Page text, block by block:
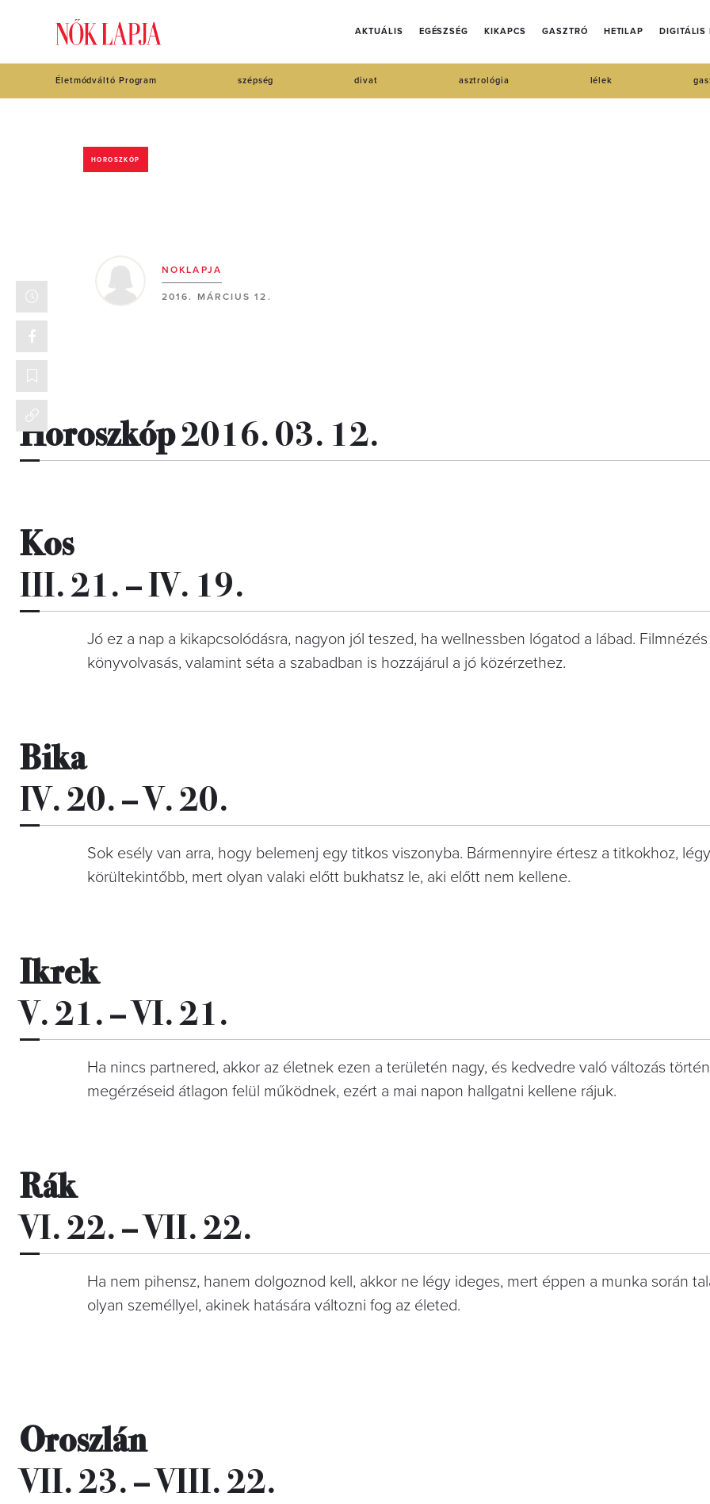
AKTUÁLIS EGÉSZSÉG KIKAPCS GASZTRÓ HETILAP DIGITÁLIS
Életmódváltó Program szépség divat asztrológia lélek
HOROSZKÓP
NOKLAPJA
2016. MÁRCIUS 12.
Horoszkóp2016. 03. 12.
Kos
III. 21. – IV. 19.
Jó ez a nap a kikapcsolódásra, nagyon jól teszed, ha wellnessben lógatod a lábad.
könyvolvasás, valamint séta a szabadban is hozzájárul a jó közérzethez.
Bika
IV. 20. – V. 20.
Sok esély van arra, hogy belemenj egy titkos viszonyba. Bármennyire értesz a titkokhoz, légy
körültekintőbb, mert olyan valaki előtt bukhatsz le, aki előtt nem kellene.
Ikrek
V. 21. – VI. 21.
Ha nincs partnered, akkor az életnek ezen a területén nagy, és kedvedre való változás
megérzéseid átlagon felül működnek, ezért a mai napon hallgatni kellene rájuk.
Rák
VI. 22. – VII. 22.
Ha nem pihensz, hanem dolgoznod kell, akkor ne légy ideges, mert éppen a munka során
olyan személlyel, akinek hatására változni fog az életed.
Oroszlán
VII. 23. – VIII. 22.